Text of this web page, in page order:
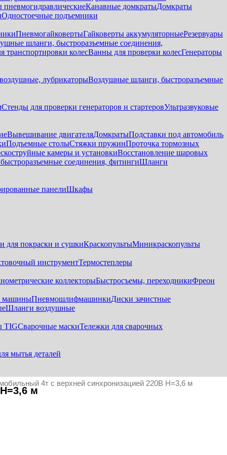
пневмогидравлическиеКанавные домкратыДомкраты
Одностоечные подъемники
ПневмогайковертыГайковерты аккумуляторныеРезервуары
шланги, быстроразъемные соединения,
транспортировки колесВанны для проверки колесГенераторы
лубрикаторыВоздушные шланги, быстроразъемные
Стенды для проверки генераторов и стартеровУльтразвуковые
Вывешивание двигателяДомкратыПодставки под автомобиль
Подъемные столыСтяжки пружинПроточка тормозных
камеры и установкиВосстановление шаровых
соединения, фитингиШланги
панелиШкафы
для покраски и сушкиКраскопультыМиникраскопульты
инструментТермостеплеры
коллекторыБыстросъемы, переходникиФреон
машиныПневмошлифмашинкиДиски зачистные
Шланги воздушные
TIGСварочные маскиТележки для сварочных
мытья деталей
4т с верхней синхронизацией 220В H=3,6 м
м